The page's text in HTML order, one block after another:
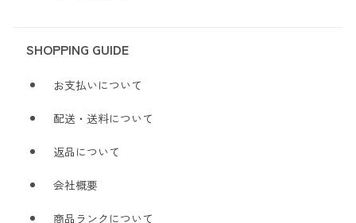
SHOPPING GUIDE
お支払いについて
配送・送料について
返品について
会社概要
商品ランクについて